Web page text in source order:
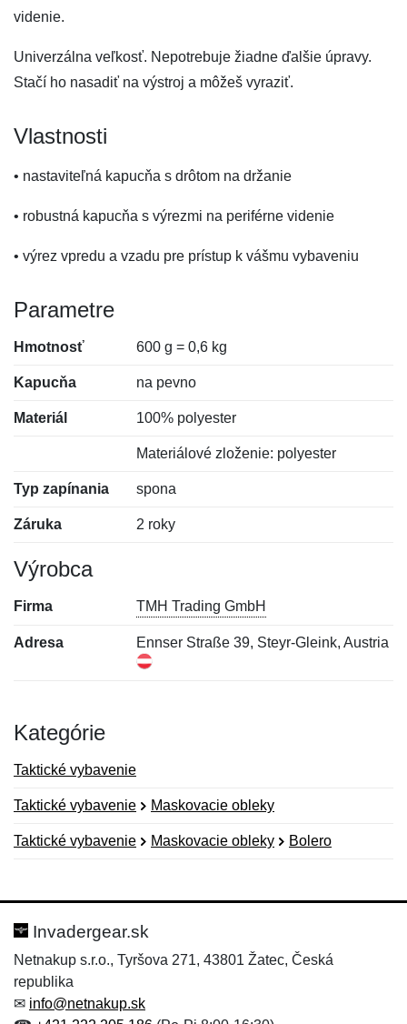
videnie.
Univerzálna veľkosť. Nepotrebuje žiadne ďalšie úpravy.
Stačí ho nasadiť na výstroj a môžeš vyraziť.
Vlastnosti
• nastaviteľná kapucňa s drôtom na držanie
• robustná kapucňa s výrezmi na periférne videnie
• výrez vpredu a vzadu pre prístup k vášmu vybaveniu
Parametre
Hmotnosť 600 g = 0,6 kg
Kapucňa na pevno
Materiál 100% polyester
Materiálové zloženie: polyester
Typ zapínania spona
Záruka 2 roky
Výrobca
Firma TMH Trading GmbH
Adresa Ennser Straße 39, Steyr-Gleink, Austria
Kategórie
Taktické vybavenie
Taktické vybavenie Maskovacie obleky
Taktické vybavenie Maskovacie obleky Bolero
Hodnotenie:
Meno:*
Meno:
E-mail:*
Invadergear.sk
Netnakup s.r.o., Tyršova 271, 43801 Žatec, Česká
republika
✉ info@netnakup.sk